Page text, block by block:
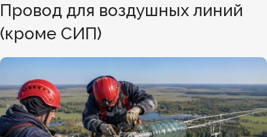
Провод для воздушных линий
(кроме СИП)